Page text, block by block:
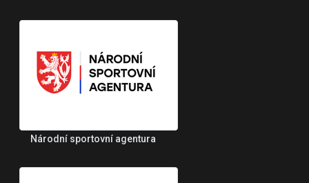
Národní sportovní agentura